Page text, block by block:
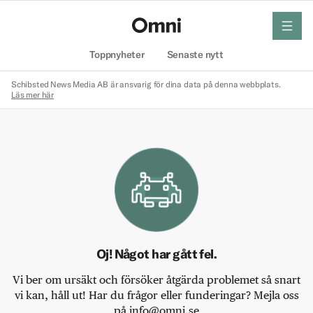
Toppnyheter Senaste nytt
meny
Schibsted News Media AB är ansvarig för dina data på denna webbplats.
Läs mer här
Oj! Något har gått fel.
Vi ber om ursäkt och försöker åtgärda problemet så snart
vi kan, håll ut! Har du frågor eller funderingar? Mejla oss